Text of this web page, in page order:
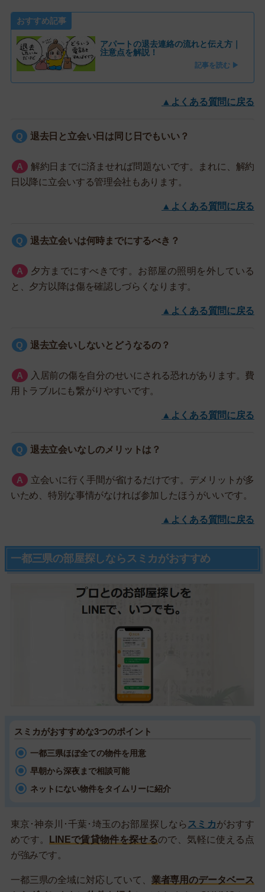
おすすめ記事
アパートの退去連絡の流れと伝え方｜
注意点を解説！
記事を読む ▶
▲よくある質問に戻る
退去日と立会い日は同じ日でもいい？
解約日までに済ませれば問題ないです。まれに、解約
日以降に立会いする管理会社もあります。
▲よくある質問に戻る
退去立会いは何時までにするべき？
夕方までにすべきです。お部屋の照明を外している
と、夕方以降は傷を確認しづらくなります。
▲よくある質問に戻る
退去立会いしないとどうなるの？
入居前の傷を自分のせいにされる恐れがあります。費
用トラブルにも繋がりやすいです。
▲よくある質問に戻る
退去立会いなしのメリットは？
立会いに行く手間が省けるだけです。デメリットが多
いため、特別な事情がなければ参加したほうがいいです。
▲よくある質問に戻る
一都三県の部屋探しならスミカがおすすめ
スミカがおすすめな3つのポイント
一都三県ほぼ全ての物件を用意
早朝から深夜まで相談可能
ネットにない物件をタイムリーに紹介
東京･神奈川･千葉･埼玉のお部屋探しならスミカがおすす
めです。
LINEで賃貸物件を探せるので、気軽に使える点
が強みです。
一都三県の全域に対応していて、 業者専用のデータベース